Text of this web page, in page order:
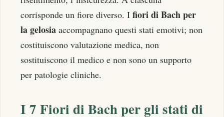
corrisponde un fiore diverso. I fiori di Bach per
la gelosia accompagnano questi stati emotivi; non
costituiscono valutazione medica, non
sostituiscono il medico e non sono un supporto
per patologie cliniche.
I 7 Fiori di Bach per gli stati di